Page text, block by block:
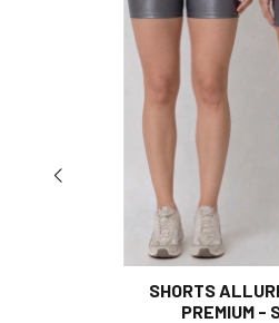
SHORTS
PREMIUM -